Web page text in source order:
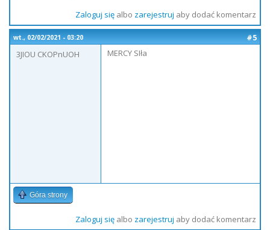
Zaloguj sięalbo zarejestruj aby dodać komentarz
wt., 02/02/2021 - 03:20
#5
3JIOU CKOPnUOH
MERCY SIła
Góra strony
Zaloguj sięalbo zarejestruj aby dodać komentarz